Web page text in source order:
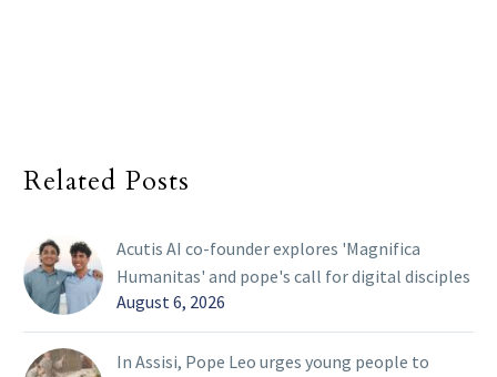
Related Posts
Acutis AI co-founder explores 'Magnifica
Humanitas' and pope's call for digital disciples
August 6, 2026
In Assisi, Pope Leo urges young people to